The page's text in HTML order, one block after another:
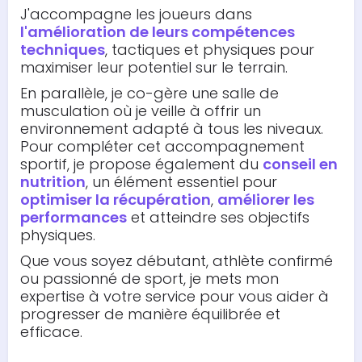
J'accompagne les joueurs dans
l'amélioration de leurs compétences
techniques, tactiques et physiques pour
maximiser leur potentiel sur le terrain.
En parallèle, je co-gère une salle de
musculation où je veille à offrir un
environnement adapté à tous les niveaux.
Pour compléter cet accompagnement
sportif, je propose également du conseil en
nutrition, un élément essentiel pour
optimiser la récupération, améliorer les
performances et atteindre ses objectifs
physiques.
Que vous soyez débutant, athlète confirmé
ou passionné de sport, je mets mon
expertise à votre service pour vous aider à
progresser de manière équilibrée et
efficace.